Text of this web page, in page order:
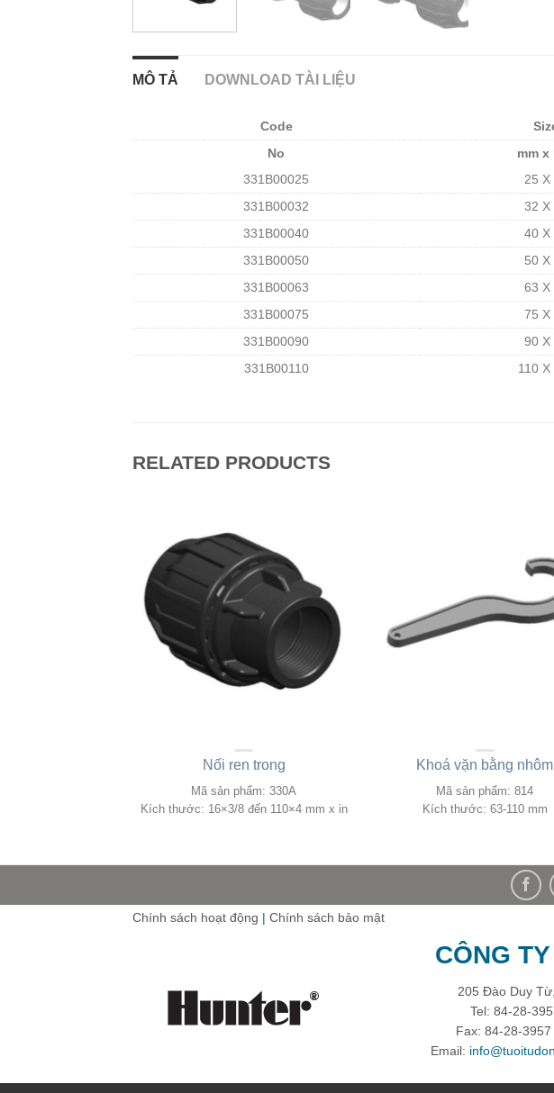
MÔ TẢ DOWNLOAD TÀI LIỆU
Code
No
mm x
331B00025
25 X
331B00032
32 X
331B00040
40 X
331B00050
50 X
331B00063
63 X
331B00075
75 X
331B00090
90 X
331B00110
110 X
RELATED PRODUCTS
Nối ren trong
Mã sản phẩm: 330A
Kích thước: 16×3/8 đến 110×4 mm x in
Khoá vặn bằng nhôm
Mã sản phẩm: 814
Kích thước: 63-110 mm
Chính sách hoạt động | Chính sách bảo mật
CÔNG
205 Đào Duy
Tel: 84-28-
Fax: 84-28-
Email: